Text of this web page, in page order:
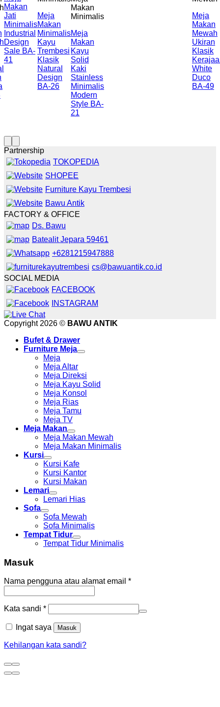
Makan
Jati
Minimalis
Industrial
Design
Sale BA-
41
Meja
Makan
Minimalis
Kayu
Trembesi
Klasik
Natural
Design
BA-26
Makan
Minimalis
Meja
Makan
Kayu
Solid
Kaki
Stainless
Minimalis
Modern
Style BA-
21
Meja
Makan
Mewah
Ukiran
Klasik
White
Duco
BA-49
Partnership
TOKOPEDIA
SHOPEE
Furniture Kayu Trembesi
Bawu Antik
FACTORY & OFFICE
Ds. Bawu
Batealit Jepara 59461
+6281215947888
cs@bawuantik.co.id
SOCIAL MEDIA
FACEBOOK
INSTAGRAM
Copyright 2026 © BAWU ANTIK
Bufet & Drawer
Furniture Meja
Meja
Meja Altar
Meja Direksi
Meja Kayu Solid
Meja Konsol
Meja Rias
Meja Tamu
Meja TV
Meja Makan
Meja Makan Mewah
Meja Makan Minimalis
Kursi
Kursi Kafe
Kursi Kantor
Kursi Makan
Lemari
Lemari Hias
Sofa
Sofa Mewah
Sofa Minimalis
Tempat Tidur
Tempat Tidur Minimalis
Masuk
Nama pengguna atau alamat email *
Kata sandi *
Ingat saya Masuk
Kehilangan kata sandi?